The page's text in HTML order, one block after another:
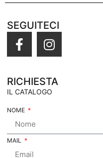
SEGUITECI
RICHIESTA
IL CATALOGO
NOME
MAIL